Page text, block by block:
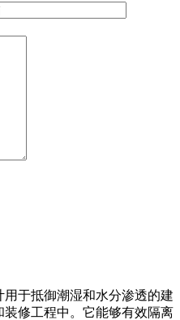
于抵御潮湿和水分渗透的建
修工程中。它能够有效隔离